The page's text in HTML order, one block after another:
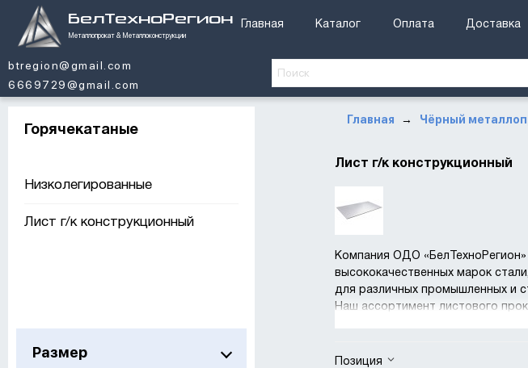
БелТехноРегион
Металлопрокат & Металлоконструкции
Главная Каталог Оплата Доставка
btregion@gmail.com
6669729@gmail.com
Горячекатаные
Низколегированные
Лист г/к конструкционный
Размер
Главная → Чёрный
Лист г/к конструкционный
Компания ОДО «БелТехноРегион»
высококачественных марок
для различных промышленных и
Наш ассортимент листового
Размер 1400х6000 мм с
Позиция